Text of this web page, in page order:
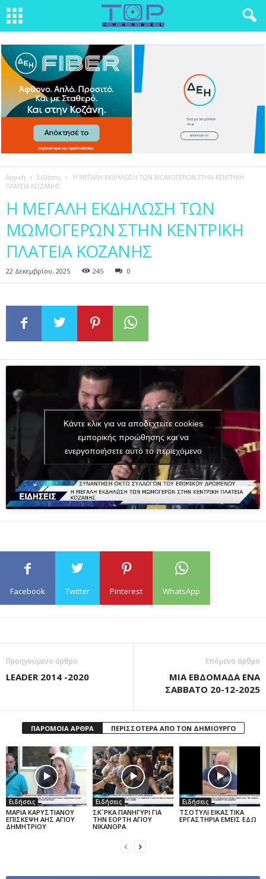
Αρχική Ειδήσεις
Η ΜΕΓΑΛΗ ΕΚΔΗΛΩΣΗ ΤΩΝ ΜΩΜΟΓΕΡΩΝ ΣΤΗΝ ΚΕΝΤΡΙΚΗ
ΠΛΑΤΕΙΑ ΚΟΖΑΝΗΣ
Η ΜΕΓΑΛΗ ΕΚΔΗΛΩΣΗ ΤΩΝ
ΜΩΜΟΓΕΡΩΝ ΣΤΗΝ ΚΕΝΤΡΙΚΗ
ΠΛΑΤΕΙΑ ΚΟΖΑΝΗΣ
22 Δεκεμβρίου, 2025 245 0
Κάντε κλικ για να αποδεχτείτε cookies
εμπορικής προώθησης και να
ενεργοποιήσετε αυτό το περιεχόμενο
Facebook Twitter Pinterest WhatsApp
Προηγούμενο άρθρο
LEADER 2014 -2020
Επόμενο άρθρο
ΜΙΑ ΕΒΔΟΜΑΔΑ ΕΝΑ
ΣΑΒΒΑΤΟ 20-12-2025
ΠΑΡΟΜΟΙΑ ΑΡΘΡΑ ΠΕΡΙΣΣΟΤΕΡΑ ΑΠΟ ΤΟΝ ΔΗΜΙΟΥΡΓΟ
Ειδήσεις
ΜΑΡΙΑ ΚΑΡΥΣΤΙΑΝΟΥ
ΕΠΙΣΚΕΨΗ ΑΗΣ ΑΓΙΟΥ
ΔΗΜΗΤΡΙΟΥ
Ειδήσεις
ΣΚ`ΡΚΑ ΠΑΝΗΓΥΡΙ ΓΙΑ
ΤΗΝ ΕΟΡΤΗ ΑΓΙΟΥ
ΝΙΚΑΝΟΡΑ
Ειδήσεις
ΤΣΟΤΥΛΙ ΕΙΚΑΣΤΙΚΑ
ΕΡΓΑΣΤΗΡΙΑ ΕΜΕΙΣ ΕΔΩ